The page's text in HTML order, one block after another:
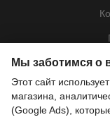
Мы заботимся о
Этот сайт
магазина,
(Google Ads),